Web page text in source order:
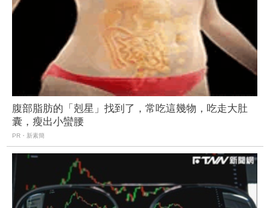
腹部脂肪的「剋星」找到了，常吃這幾物，吃走大肚
囊，瘦出小蠻腰
PR・新素簡